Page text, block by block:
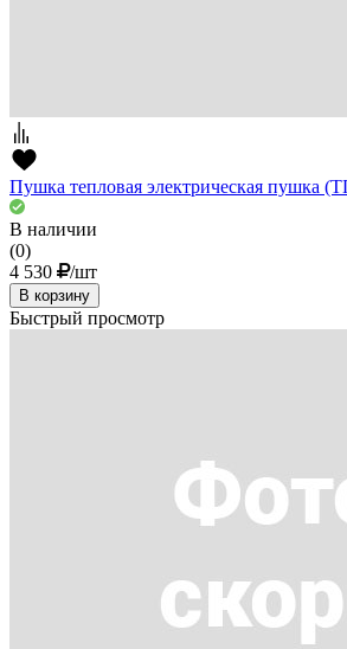
Пушка тепловая электрическая пушка
В наличии
(0)
4 530
/шт
В корзину
Быстрый просмотр